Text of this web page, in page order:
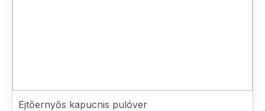
Ejtőernyős kapucnis pulóver